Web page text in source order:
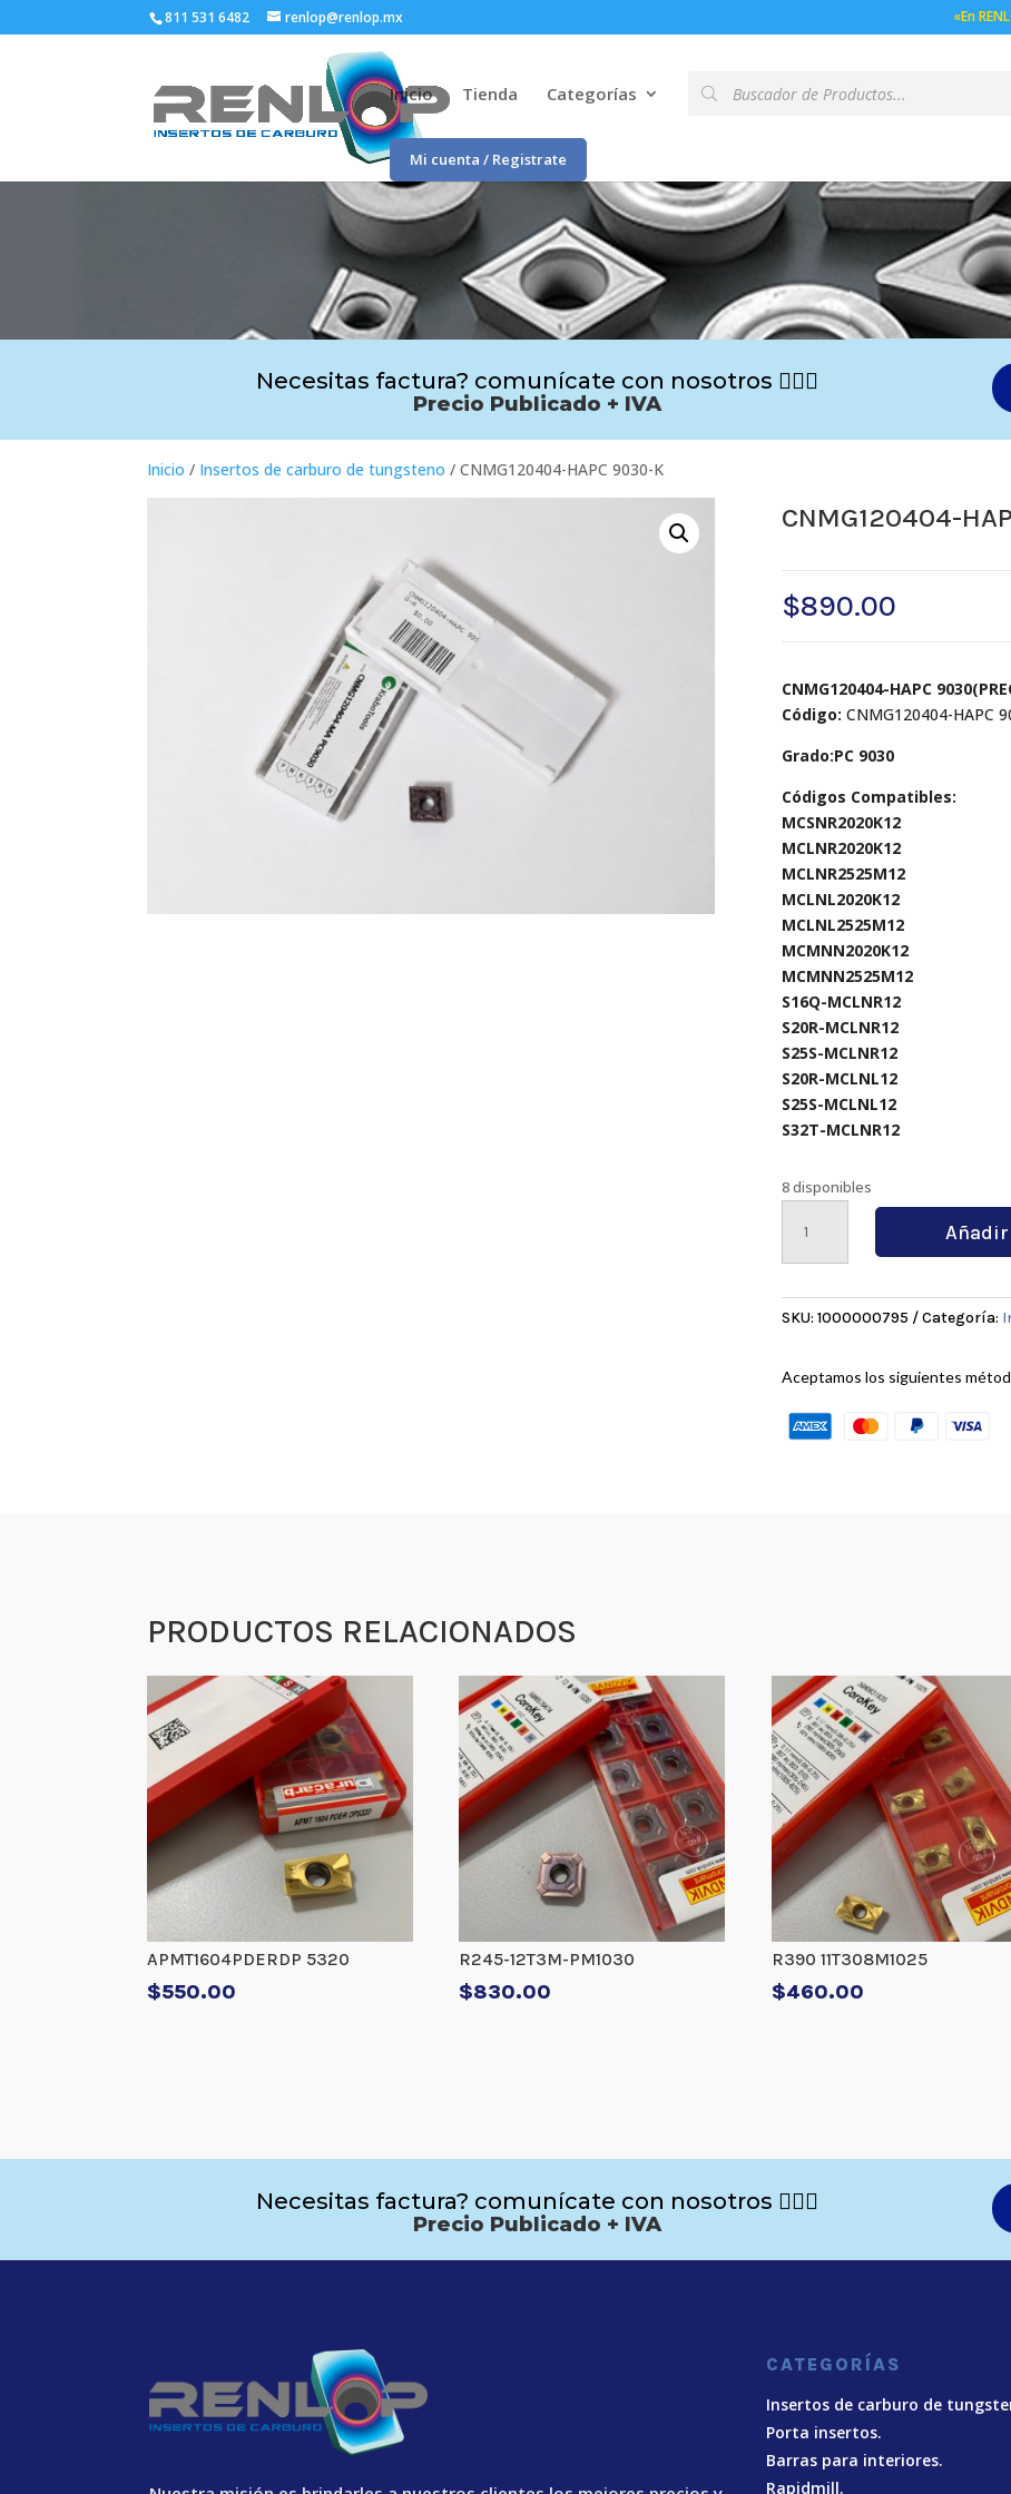
811 531 6482 renlop@renlop.mx «En
Inicio Tienda Categorías de
productos
Mi cuenta / Registrate
Necesitas factura? comunícate con nosotros 🙋🏻‍♂️
Precio Publicado + IVA
Inicio / Insertos de carburo de tungsteno / CNMG120404-HAPC 9030-K
CNMG120404-
$890.00
CNMG120404-HAPC
Código: CNMG120404-HAPC
Grado:PC 9030
Códigos Compatibles:
MCSNR2020K12
MCLNR2020K12
MCLNR2525M12
MCLNL2020K12
MCLNL2525M12
MCMNN2020K12
MCMNN2525M12
S16Q-MCLNR12
S20R-MCLNR12
S25S-MCLNR12
S20R-MCLNL12
S25S-MCLNL12
S32T-MCLNR12
8 disponibles
CNMG120404-
HAPC
9030-
cantidad
SKU: 1000000795 Categoría:
Aceptamos los siguientes
PRODUCTOS RELACIONADOS
APMT1604PDERDP 5320
$550.00
R245-12T3M-PM1030
$830.00
R390 11T308M1025
$460.00
Necesitas factura? comunícate con nosotros 🙋🏻‍♂️
Precio Publicado + IVA
CATEGORÍAS
Insertos de carburo de
Porta insertos.
Barras para interiores.
Rapidmill.